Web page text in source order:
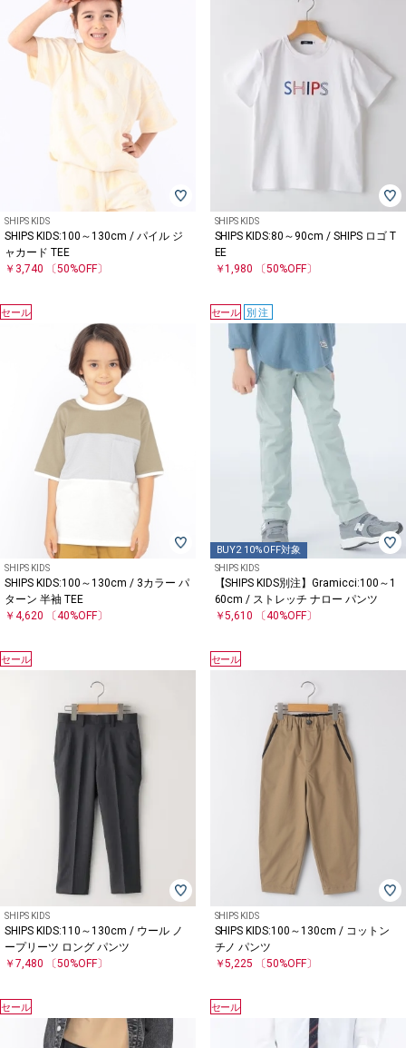
SHIPS KIDS
SHIPS KIDS:100～130cm / パイル ジ
ャカード TEE
￥3,740 〔50%OFF〕
SHIPS KIDS
SHIPS KIDS:80～90cm / SHIPS ロゴ T
EE
￥1,980
〔50%OFF〕
セール
SHIPS KIDS
SHIPS KIDS:100～130cm / 3カラー パ
ターン 半袖 TEE
￥4,620 〔40%OFF〕
セール 別注
BUY2 10%OFF対象
SHIPS KIDS
【SHIPS KIDS別注】Gramicci:100～1
60cm / ストレッチ ナロー パンツ
￥5,610
〔40%OFF〕
セール
SHIPS KIDS
SHIPS KIDS:110～130cm / ウール ノ
ープリーツ ロング パンツ
￥7,480 〔50%OFF〕
セール
SHIPS KIDS
SHIPS KIDS:100～130cm / コットン
チノ パンツ
￥5,225
〔50%OFF〕
セール セール